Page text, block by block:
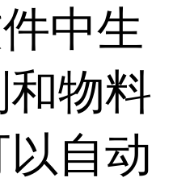
中生
物料
自动